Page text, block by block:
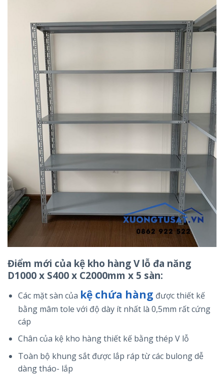
Điểm mới của kệ kho hàng V lỗ đa năng
D1000 x S400 x C2000mm x 5 sàn:
Các mặt sàn của kệ chứa hàng được thiết kế
bằng mâm tole với độ dày ít nhất là 0,5mm rất cứng
cáp
Chân của kệ kho hàng thiết kế bằng thép V lỗ
Toàn bộ khung sắt được lắp ráp từ các bulong dễ
dàng tháo- lắp